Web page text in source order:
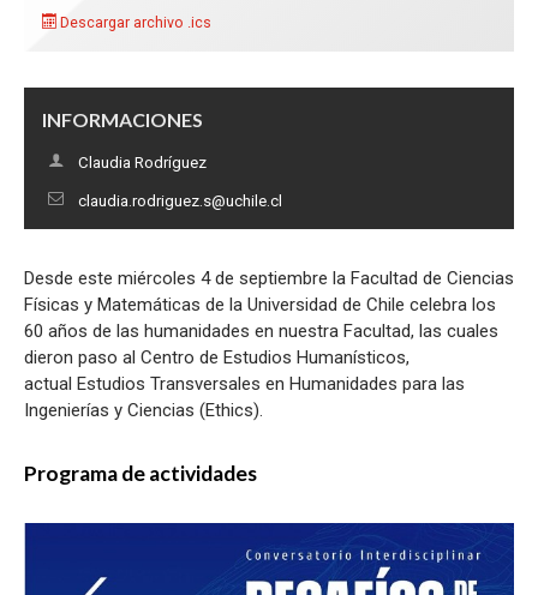
INFORMACIONES
Claudia Rodríguez
claudia.rodriguez.s@uchile.cl
Descargar archivo .ics
Desde este miércoles 4 de septiembre la Facultad de Ciencias
Físicas y Matemáticas de la Universidad de Chile celebra los
60 años de las humanidades en nuestra Facultad, las cuales
dieron paso al Centro de Estudios Humanísticos,
actual Estudios Transversales en Humanidades para las
Ingenierías y Ciencias (Ethics).
Programa de actividades